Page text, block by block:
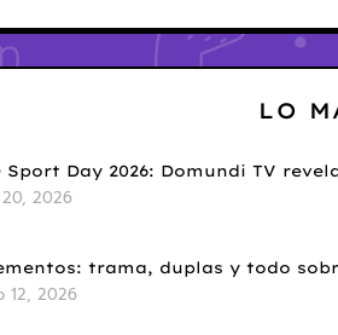
LO
Sport Day 2026: Domundi TV
2026
trama, duplas y todo
12, 2026